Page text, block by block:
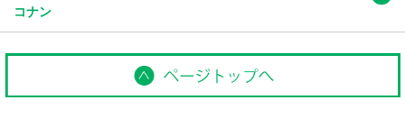
コナン